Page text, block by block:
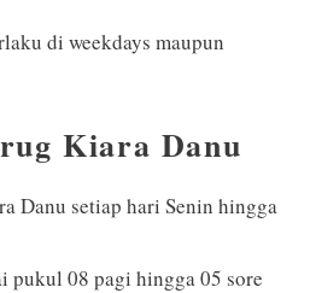
di weekdays maupun
Kiara Danu
Danu setiap hari Senin hingga
pukul 08 pagi hingga 05 sore